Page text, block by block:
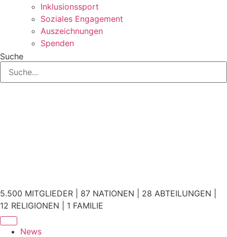
Inklusionssport
Soziales Engagement
Auszeichnungen
Spenden
Suche
5.500 MITGLIEDER | 87 NATIONEN | 28 ABTEILUNGEN |
12 RELIGIONEN | 1 FAMILIE
News